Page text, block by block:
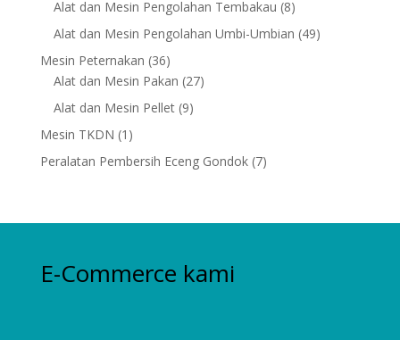
Alat dan Mesin Pengolahan Tembakau 88
products
Alat dan Mesin Pengolahan Umbi-Umbian 4949
Mesin Peternakan 3636
products
Alat dan Mesin Pakan 2727
Alat dan Mesin Pellet 99
Mesin TKDN 1 1
product
Peralatan Pembersih Eceng Gondok 77
E-Commerce kami